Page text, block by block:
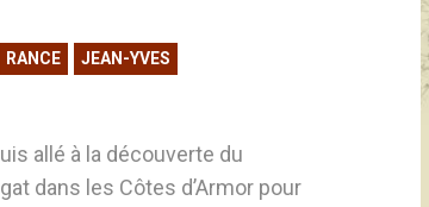
RANCE JEAN-YVES
allé à la découverte du
dans les Côtes d’Armor pour